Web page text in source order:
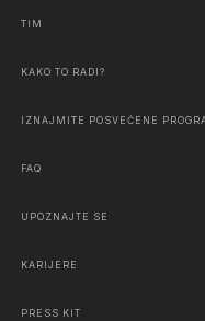
TIM
KAKO TO RADI?
IZNAJMITE POSVEĆENE
FAQ
UPOZNAJTE SE
KARIJERE
PRESS KIT